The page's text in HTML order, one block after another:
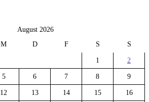
August 2026
M D F S S
1 2
5 6 7 8 9
12 13 14 15 16